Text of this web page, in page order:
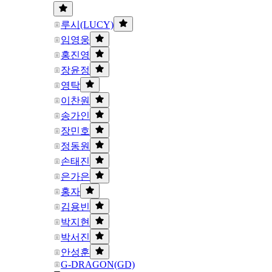
루시(LUCY)
임영웅
홍진영
장윤정
영탁
이찬원
송가인
장민호
정동원
손태진
은가은
홍자
김용빈
박지현
박서진
안성훈
G-DRAGON(GD)